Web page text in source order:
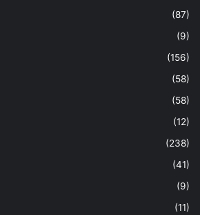
(87)
(9)
(156)
(58)
(58)
(12)
(238)
(41)
(9)
(11)